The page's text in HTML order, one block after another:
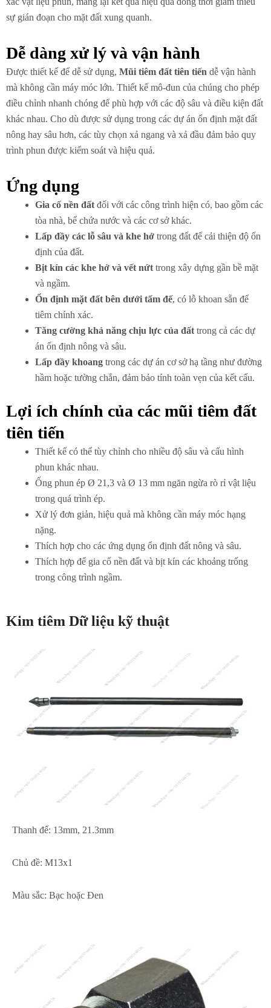
sự gián đoạn cho mặt đất xung quanh.
Dễ dàng xử lý và vận hành
Được thiết kế để dễ sử dụng, Mũi tiêm đất tiên tiến dễ vận hành
mà không cần máy móc lớn. Thiết kế mô-đun của chúng cho phép
điều chỉnh nhanh chóng để phù hợp với các độ sâu và điều kiện đất
khác nhau. Cho dù được sử dụng trong các dự án ổn định mặt đất
nông hay sâu hơn, các tùy chọn xả ngang và xả đầu đảm bảo quy
trình phun được kiểm soát và hiệu quả.
Ứng dụng
Gia cố nền đất đối với các công trình hiện có, bao gồm các
tòa nhà, bể chứa nước và các cơ sở khác.
Lấp đầy các lỗ sâu và khe hở trong đất để cải thiện độ ổn
định của đất.
Bịt kín các khe hở và vết nứt trong xây dựng gần bề mặt
và ngầm.
Ổn định mặt đất bên dưới tấm đế, có lỗ khoan sẵn để
tiêm chính xác.
Tăng cường khả năng chịu lực của đất trong cả các dự
án ổn định nông và sâu.
Lấp đầy khoang trong các dự án cơ sở hạ tầng như đường
hầm hoặc tường chắn, đảm bảo tính toàn vẹn của kết cấu.
Lợi ích chính của các mũi tiêm đất
tiên tiến
Thiết kế có thể tùy chỉnh cho nhiều độ sâu và cấu hình
phun khác nhau.
Ống phun ép Ø 21,3 và Ø 13 mm ngăn ngừa rò rỉ vật liệu
trong quá trình ép.
Xử lý đơn giản, hiệu quả mà không cần máy móc hạng
nặng.
Thích hợp cho các ứng dụng ổn định đất nông và sâu.
Thích hợp để gia cố nền đất và bịt kín các khoảng trống
trong công trình ngầm.
Kim tiêm Dữ liệu kỹ thuật
Thanh đế: 13mm, 21.3mm
Chủ đề: M13x1
Màu sắc: Bạc hoặc Đen